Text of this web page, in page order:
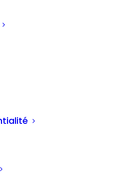
| Tous droits réservés.